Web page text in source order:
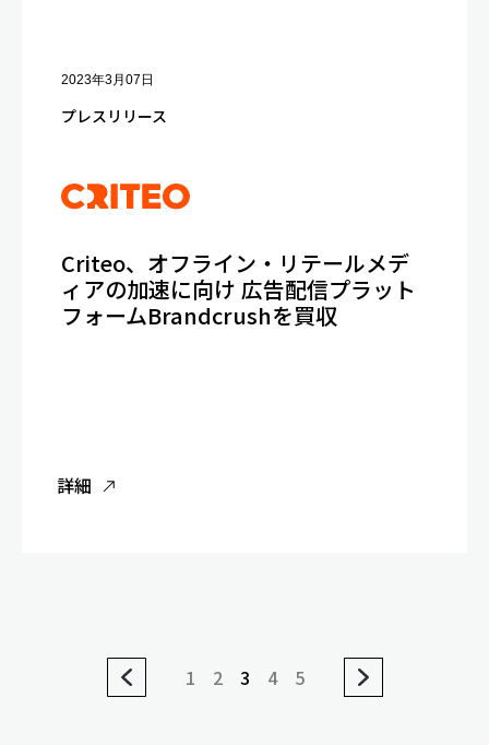
2023年3月07日
プレスリリース
Criteo、オフライン・リテールメデ
ィアの加速に向け 広告配信プラット
フォームBrandcrushを買収
詳細
1 2 3 4 5